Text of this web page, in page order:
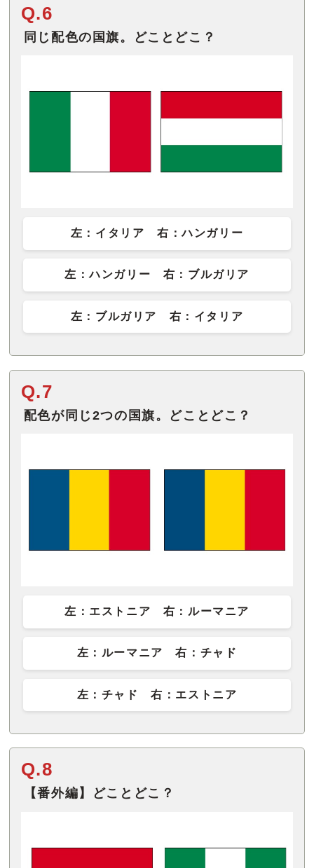
Q.6
同じ配色の国旗。どことどこ？
左：イタリア 右：ハンガリー
左：ハンガリー 右：ブルガリア
左：ブルガリア 右：イタリア
Q.7
配色が同じ2つの国旗。どことどこ？
左：エストニア 右：ルーマニア
左：ルーマニア 右：チャド
左：チャド 右：エストニア
Q.8
【番外編】どことどこ？